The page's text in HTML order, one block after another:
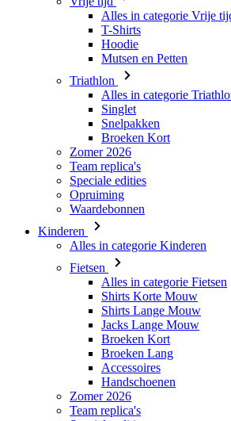
Triathlon
Alles in categorie Triathlon
Singlet
Snelpakken
Broeken Kort
Zomer 2026
Team replica's
Speciale edities
Opruiming
Waardebonnen
Kinderen
Alles in categorie Kinderen
Fietsen
Alles in categorie Fietsen
Shirts Lange Mouw
Jacks Lange Mouw
Broeken Kort
Broeken Lang
Accessoires
Handschoenen
Zomer 2026
Team replica's
Speciale edities
Opruiming
Waardebonnen
Custom Teamwear
Stories